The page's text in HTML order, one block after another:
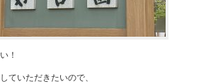
！
ていただきたいので、